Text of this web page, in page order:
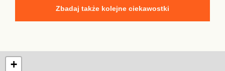
Zbadaj także kolejne ciekawostki
+